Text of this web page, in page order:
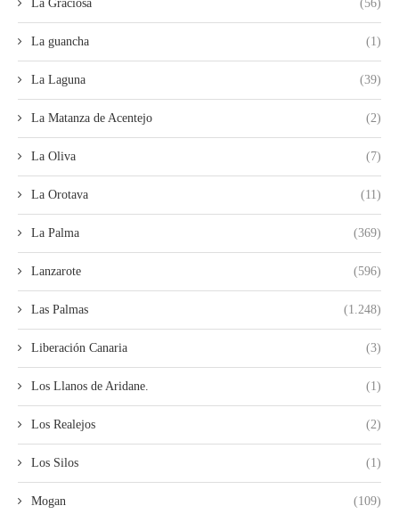
La Graciosa (56)
La guancha (1)
La Laguna (39)
La Matanza de Acentejo (2)
La Oliva (7)
La Orotava (11)
La Palma (369)
Lanzarote (596)
Las Palmas (1.248)
Liberación Canaria (3)
Los Llanos de Aridane. (1)
Los Realejos (2)
Los Silos (1)
Mogan (109)